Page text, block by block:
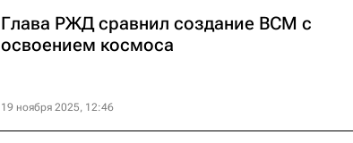
Глава РЖД сравнил создание ВСМ с
освоением космоса
19 ноября 2025, 12:46